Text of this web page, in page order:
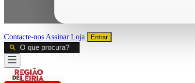
Contacte-nos AssinarLoja Entrar